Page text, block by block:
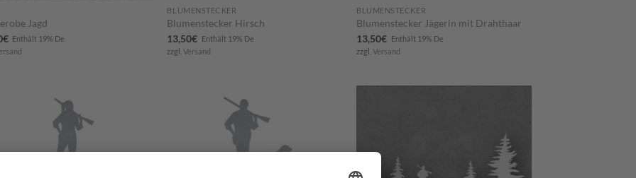
Jagd
€ Enthält 19% De
BLUMENSTECKER
Blumenstecker Hirsch
13,50€ Enthält 19% De
zzgl.Versand
BLUMENSTECKER
Blumenstecker Jägerin mit Drahthaar
13,50€ Enthält 19% De
zzgl.Versand
Merkzettel
hinzufügen